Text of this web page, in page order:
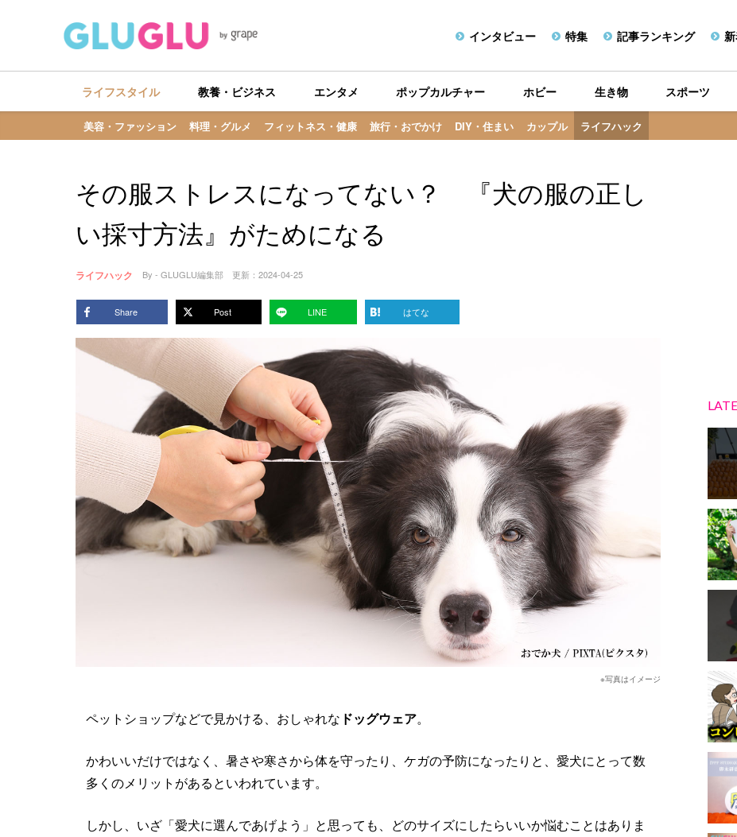
インタビュー 特集 記事ランキング
ライフスタイル
美容・ファッション 料理・グルメ フィットネス・健康 旅行・おでかけ DIY・住まい カップル ライフハック
教養・ビジネス エンタメ ポップカルチャー ホビー 生き物 スポーツ
その服ストレスになってない？ 『犬の服の正し
い採寸方法』がためになる
ライフハック By - GLUGLU編集部 更新： 2024-04-25
Share Post LINE はてな
※写真はイメージ
ペットショップなどで見かける、おしゃれな ドッグウェア。
かわいいだけではなく、暑さや寒さから体を守ったり、ケガの予防になったりと、愛犬にとって数
多くのメリットがあるといわれています。
しかし、いざ「愛犬に選んであげよう」と思っても、どのサイズにしたらいいか悩むことはありま